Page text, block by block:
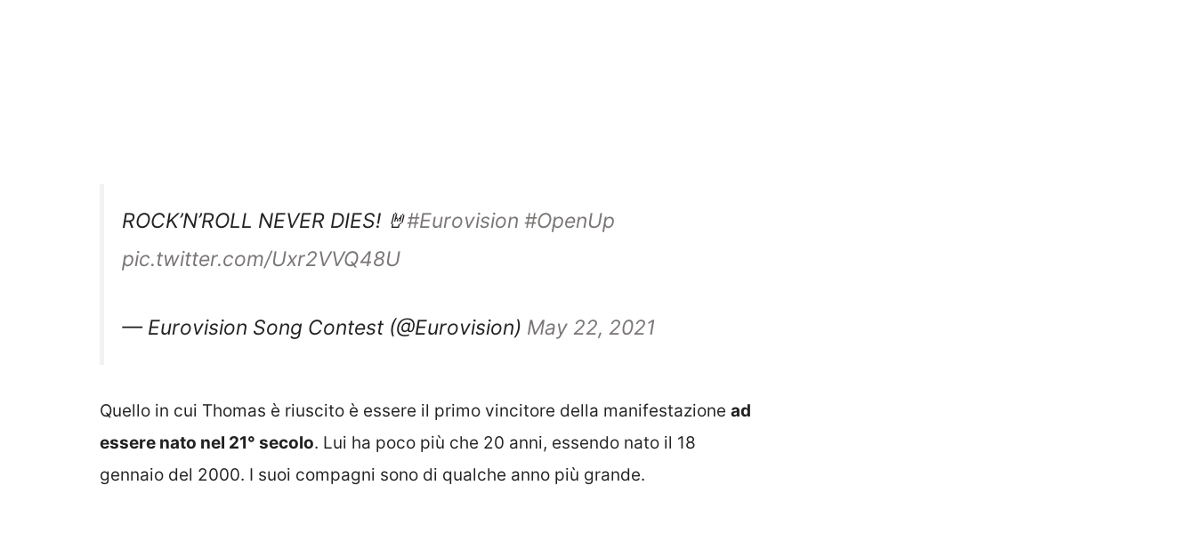
ROCK’N’ROLL NEVER DIES! 🤘#Eurovision #OpenUp
pic.twitter.com/Uxr2VVQ48U
— Eurovision Song Contest (@Eurovision) May 22, 2021
Quello in cui Thomas è riuscito è essere il primo vincitore della manifestazione ad
essere nato nel 21° secolo
. Lui ha poco più che 20 anni, essendo nato il 18
gennaio del 2000. I suoi compagni sono di qualche anno più grande.